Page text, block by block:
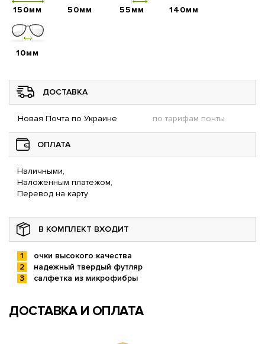
150мм 50мм 55мм 140мм
10мм
ДОСТАВКА
Новая Почта по Украине по тарифам почты
ОПЛАТА
Наличными,
Наложенным платежом,
Перевод на карту
В КОМПЛЕКТ ВХОДИТ
очки высокого качества
надежный твердый футляр
салфетка из микрофибры
ДОСТАВКА И ОПЛАТА